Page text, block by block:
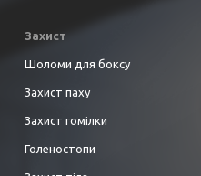
Захист
Шоломи для боксу
Захист паху
Захист гомілки
Голеностопи